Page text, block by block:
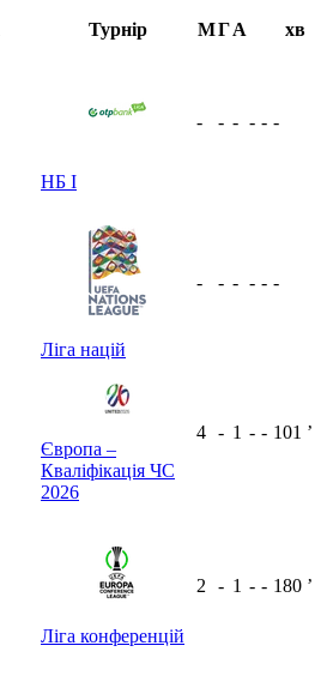
Турнір МГА хв
НБ I
- - - - - -
Ліга націй
- - - - - -
Європа –
Кваліфікація ЧС
2026
4 - 1 - - 101 ʼ
Ліга конференцій
2 - 1 - - 180 ʼ